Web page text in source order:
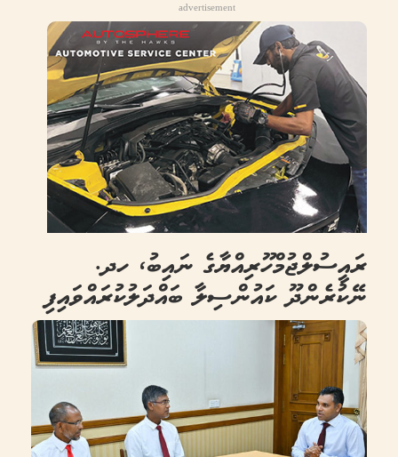
advertisement
ރައީސުލްޖުމްހޫރިއްޔާގެ ނައިބު، ހދ.
ނޭކުރެންދޫ ކައުންސިލާ ބައްދަލުކުރައްވައިފި